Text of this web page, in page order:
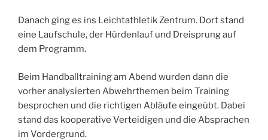
Danach ging es ins Leichtathletik Zentrum. Dort stand
eine Laufschule, der Hürdenlauf und Dreisprung auf
dem Programm.
Beim Handballtraining am Abend wurden dann die
vorher analysierten Abwehrthemen beim Training
besprochen und die richtigen Abläufe eingeübt. Dabei
stand das kooperative Verteidigen und die Absprachen
im Vordergrund.